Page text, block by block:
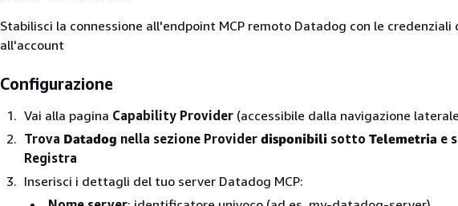
Stabilisci la connessione all'endpoint MCP remoto Datadog con le credenziali
all'account
Configurazione
Vai alla pagina Capability Provider (accessibile dalla navigazione
Trova Datadog nella sezione Provider disponibili sotto Telemetria e
Registra
Inserisci i dettagli del tuo server Datadog MCP: